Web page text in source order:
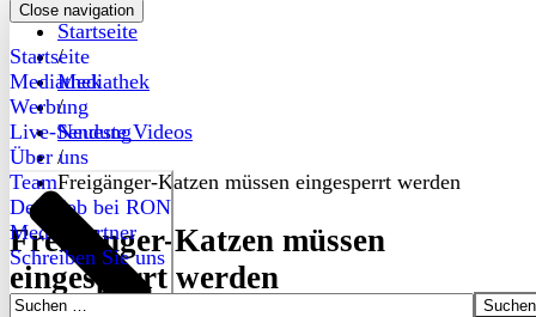
Close navigation
Startseite
Mediathek
Werbung
Live-Sendung
Über uns
Team
Dein Job bei RON
Medienpartner
Schreiben Sie uns
Suchen
Startseite
/
Mediathek
/
Neueste Videos
/
Freigänger-Katzen müssen eingesperrt werden
Freigänger-Katzen müssen
eingesperrt werden